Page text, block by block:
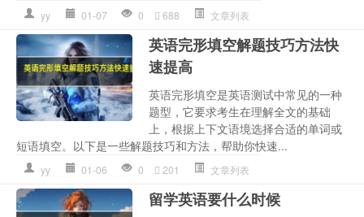
yy 01-07 0 688 文章列表
英语完形填空解题技巧方法快
速提高
英语完形填空是英语测试中常见的一种
题型，它要求考生在理解全文的基础
上，根据上下文语境选择合适的单词或
短语填空。以下是一些解题技巧和方法，帮助你快速...
yy 01-06 0 201 文章列表
留学英语要什么时候